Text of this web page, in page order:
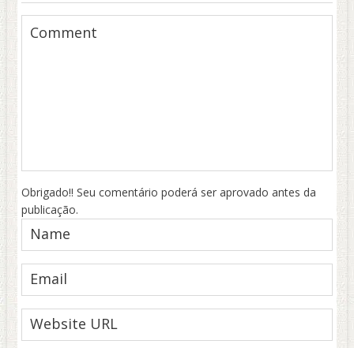
Obrigado!! Seu comentário poderá ser aprovado antes da
publicação.